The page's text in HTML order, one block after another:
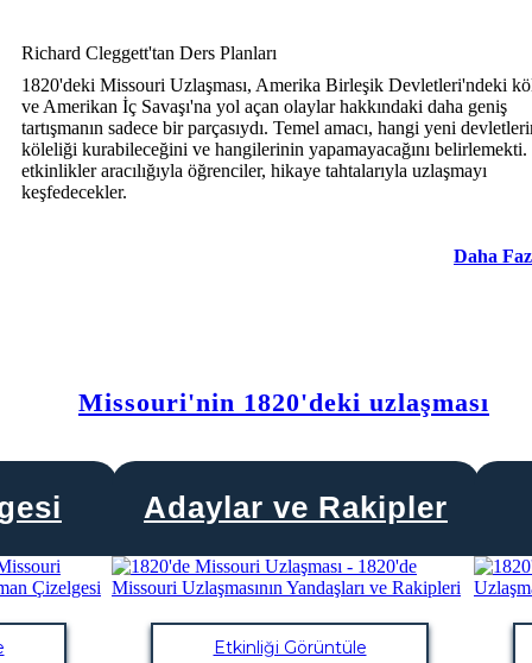
Richard Cleggett'tan Ders Planları
1820'deki Missouri Uzlaşması, Amerika Birleşik Devletleri'ndeki
ve Amerikan İç Savaşı'na yol açan olaylar hakkındaki daha geniş
tartışmanın sadece bir parçasıydı. Temel amacı, hangi yeni
köleliği kurabileceğini ve hangilerinin yapamayacağını
etkinlikler aracılığıyla öğrenciler, hikaye tahtalarıyla uzlaşmayı
keşfedecekler.
Daha
Missouri'nin 1820'deki uzlaşması
Adaylar ve Rakipler
Etkinliği Görüntüle